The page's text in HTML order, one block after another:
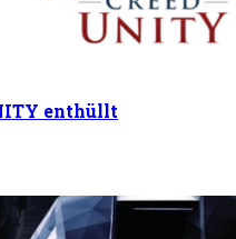
enthüllt